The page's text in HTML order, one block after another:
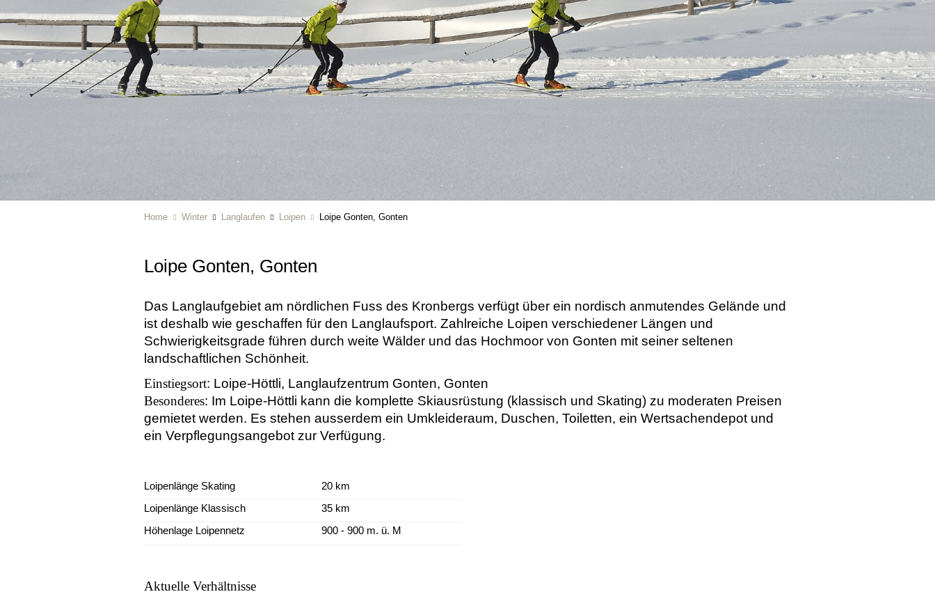
Home Winter Langlaufen Loipen Loipe Gonten, Gonten
Loipe Gonten, Gonten
Das Langlaufgebiet am nördlichen Fuss des Kronbergs verfügt über ein nordisch anmutendes Gelände und
ist deshalb wie geschaffen für den Langlaufsport. Zahlreiche Loipen verschiedener Längen und
Schwierigkeitsgrade führen durch weite Wälder und das Hochmoor von Gonten mit seiner seltenen
landschaftlichen Schönheit.
Einstiegsort: Loipe-Höttli, Langlaufzentrum Gonten, Gonten
Besonderes: Im Loipe-Höttli kann die komplette Skiausrüstung (klassisch und Skating) zu moderaten Preisen
gemietet werden. Es stehen ausserdem ein Umkleideraum, Duschen, Toiletten, ein Wertsachendepot und
ein Verpflegungsangebot zur Verfügung.
Loipenlänge Skating
20 km
Loipenlänge Klassisch
35 km
Höhenlage Loipennetz
900 - 900 m. ü. M
Aktuelle Verhältnisse